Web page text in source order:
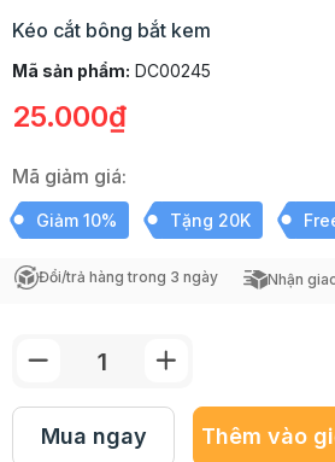
Kéo cắt bông bắt kem
Mã sản phẩm: DC00245
25.000₫
Mã giảm giá:
Giảm 10% Tặng 20K
Đổi/trả hàng trong 3 ngày Nhận
Mua ngay Thêm vào